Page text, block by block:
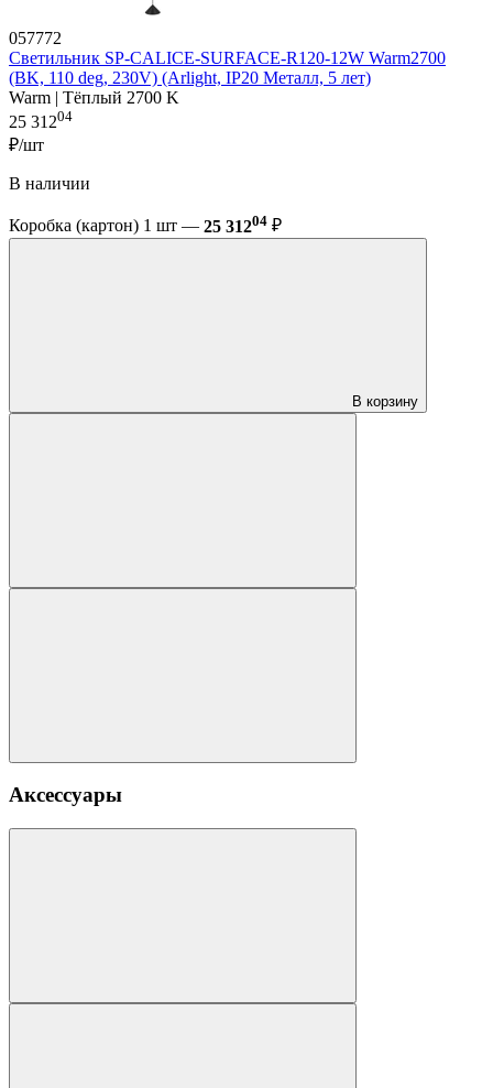
057772
Светильник SP-CALICE-SURFACE-R120-12W Warm2700
(BK, 110 deg, 230V) (Arlight, IP20 Металл, 5 лет)
Warm | Тёплый 2700 K
25 31204
₽/шт
В наличии
Коробка (картон) 1 шт — 25 31204 ₽
В корзину
Аксессуары